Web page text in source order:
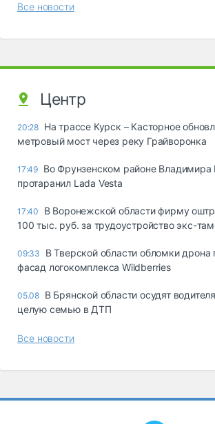
Все новости
Центр
20:28 На трассе Курск – Касторное
метровый мост через реку Грайворонка
17:49 Во Фрунзенском районе
протаранил Lada Vesta
17:40
В Воронежской области фирму
100 тыс. руб. за трудоустройство экс-
09:33
В Тверской области обломки дрона
фасад логокомплекса Wildberries
05.08 В Брянской области осудят
целую семью в ДТП
Все новости